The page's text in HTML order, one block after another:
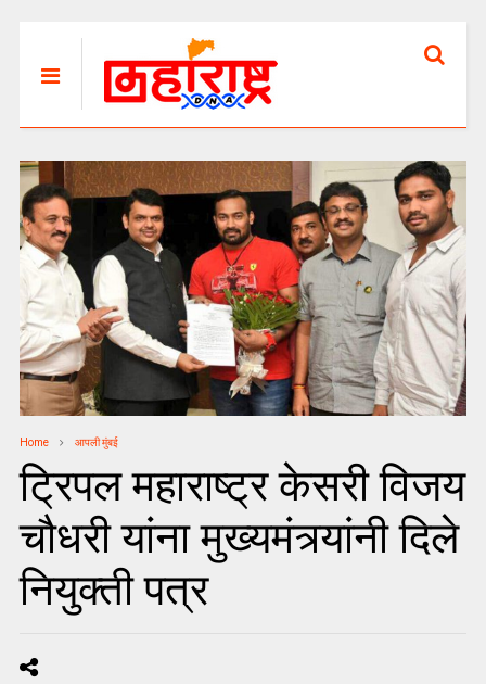
Home आपली मुंबई
ट्रिपल महाराष्ट्र केसरी विजय
चौधरी यांना मुख्यमंत्र्यांनी दिले
नियुक्ती पत्र